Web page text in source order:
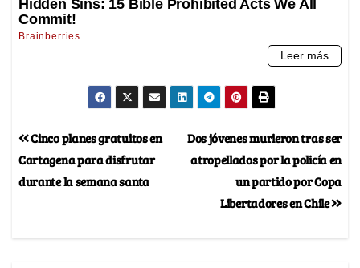
Dos jóvenes murieron tras ser
atropellados por la policía en
un partido por Copa
Libertadores en Chile
Cinco planes gratuitos en
Cartagena para disfrutar
durante la semana santa